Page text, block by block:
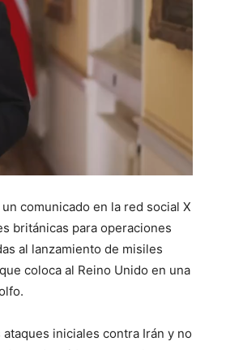
comunicado en la red social X
británicas para operaciones
al lanzamiento de misiles
coloca al Reino Unido en una
iniciales contra Irán y no